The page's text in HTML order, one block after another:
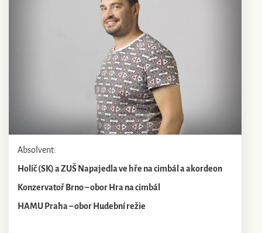
Absolvent:
Holíč (SK) a ZUŠ Napajedla ve hře na cimbál a akordeon
Konzervatoř Brno – obor Hra na cimbál
HAMU Praha – obor Hudební režie